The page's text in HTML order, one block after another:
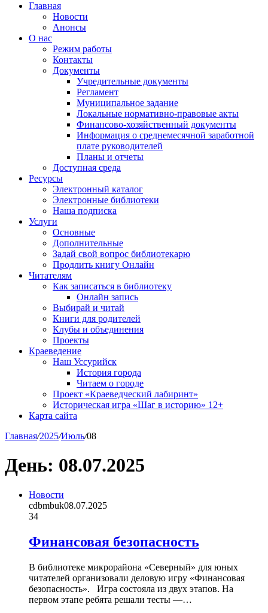
Главная
Новости
Анонсы
О нас
Режим работы
Контакты
Документы
Учредительные документы
Регламент
Муниципальное задание
Локальные нормативно-правовые акты
Финансово-хозяйственный документы
Информация о среднемесячной заработной
плате руководителей
Планы и отчеты
Доступная среда
Ресурсы
Электронный каталог
Электронные библиотеки
Наша подписка
Услуги
Основные
Дополнительные
Задай свой вопрос библиотекарю
Продлить книгу Онлайн
Читателям
Как записаться в библиотеку
Онлайн запись
Выбирай и читай
Книги для родителей
Клубы и объединения
Проекты
Краеведение
Наш Уссурийск
История города
Читаем о городе
Проект «Краеведческий лабиринт»
Историческая игра «Шаг в историю» 12+
Карта сайта
Главная/2025/Июль/08
День: 08.07.2025
Новости
cdbmbuk08.07.2025
34
Финансовая безопасность
В библиотеке микрорайона «Северный» для юных
читателей организовали деловую игру «Финансовая
безопасность». Игра состояла из двух этапов. На
первом этапе ребята решали тесты —…